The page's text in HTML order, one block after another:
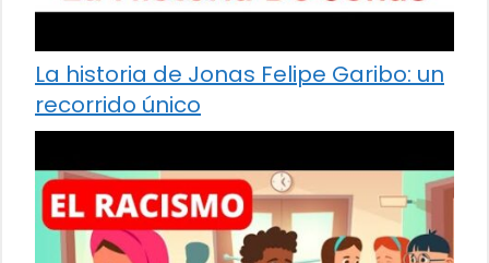
La historia de Jonas Felipe Garibo: un
recorrido único